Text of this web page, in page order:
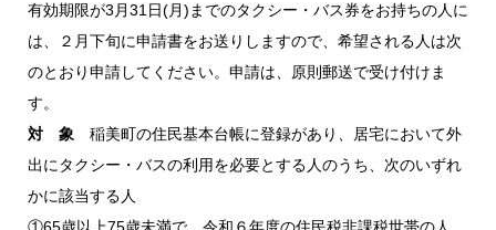
有効期限が3月31日(月)までのタクシー・バス券をお持ちの人に
は、２月下旬に申請書をお送りしますので、希望される人は次
のとおり申請してください。申請は、原則郵送で受け付けま
す。
対 象 稲美町の住民基本台帳に登録があり、居宅において外
出にタクシー・バスの利用を必要とする人のうち、次のいずれ
かに該当する人